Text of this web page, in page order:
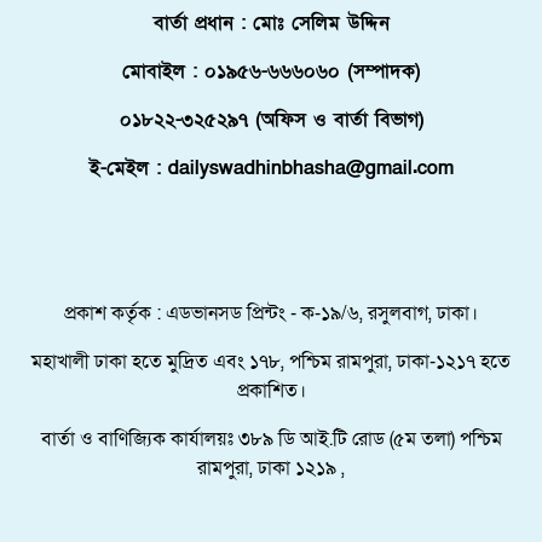
ফ্লোরিডায় বাংলাদেশি তরুণ নিহত, মরদেহ দেশে
আনতে সরকারের সহযোগিতা চায় পরিবার
মালদ্বীপে বাংলাদেশের স্বাধীনতা ও জাতীয় দিবস
উদযাপন, কূটনীতিকদের সংবর্ধনা
শরণার্থী ও আশ্রয়প্রার্থী ব্যবস্থাপনায় মালয়েশিয়ার নতুন
বার্তা প্রধান : মোঃ সেলিম উদ্দিন
মোবাইল : ০১৯৫৬-৬৬৬০৬০ (সম্পাদক)
০১৮২২-৩২৫২৯৭ (অফিস ও বার্তা বিভাগ)
ই-মেইল : dailyswadhinbhasha@gmail.com
প্রকাশ কর্তৃক : এডভানসড প্রিন্টং - ক-১৯/৬, রসুলবাগ, ঢাকা।
মহাখালী ঢাকা হতে মুদ্রিত এবং ১৭৮, পশ্চিম রামপুরা, ঢাকা-১২১৭ হতে
প্রকাশিত।
বার্তা ও বাণিজ্যিক কার্যালয়ঃ ৩৮৯ ডি আই.টি রোড (৫ম তলা) পশ্চিম
রামপুরা, ঢাকা ১২১৯ ,